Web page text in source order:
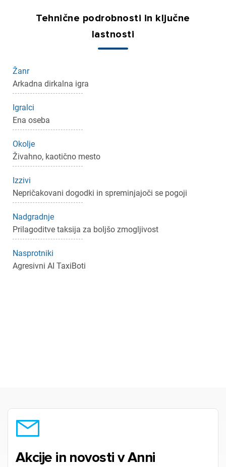
Tehnične podrobnosti in ključne
lastnosti
Žanr
Arkadna dirkalna igra
Igralci
Ena oseba
Okolje
Živahno, kaotično mesto
Izzivi
Nepričakovani dogodki in spreminjajoči se pogoji
Nadgradnje
Prilagoditve taksija za boljšo zmogljivost
Nasprotniki
Agresivni AI TaxiBoti
Akcije in novosti v Anni
Za dodajanje na seznam želja morate biti prijavljeni.
Prekliči